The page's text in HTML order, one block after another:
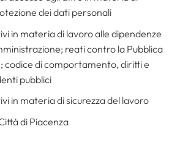
dei dati personali
in materia di lavoro alle dipendenze
reati contro la Pubblica
codice di comportamento, diritti e
pubblici
in materia di sicurezza del lavoro
di Piacenza